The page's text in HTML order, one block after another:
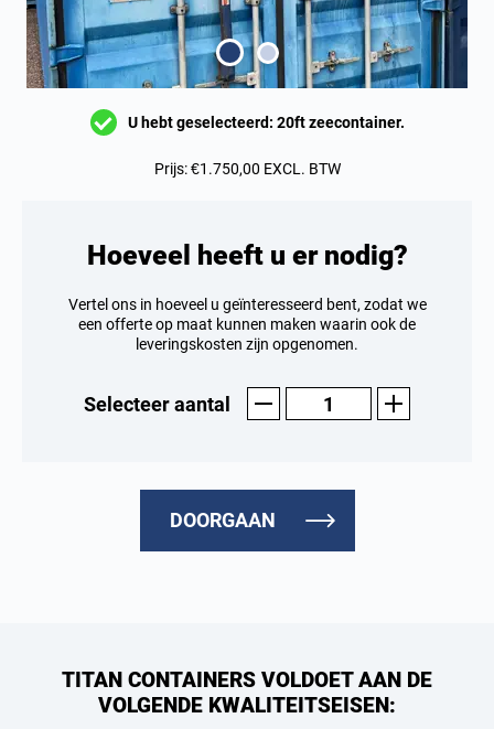
U hebt geselecteerd: 20ft zeecontainer.
Prijs:€1.750,00 EXCL. BTW
Hoeveel heeft u er nodig?
Vertel ons in hoeveel u geïnteresseerd bent, zodat we
een offerte op maat kunnen maken waarin ook de
leveringskosten zijn opgenomen.
Selecteer aantal
DOORGAAN
TITAN CONTAINERS VOLDOET AAN DE
VOLGENDE KWALITEITSEISEN: